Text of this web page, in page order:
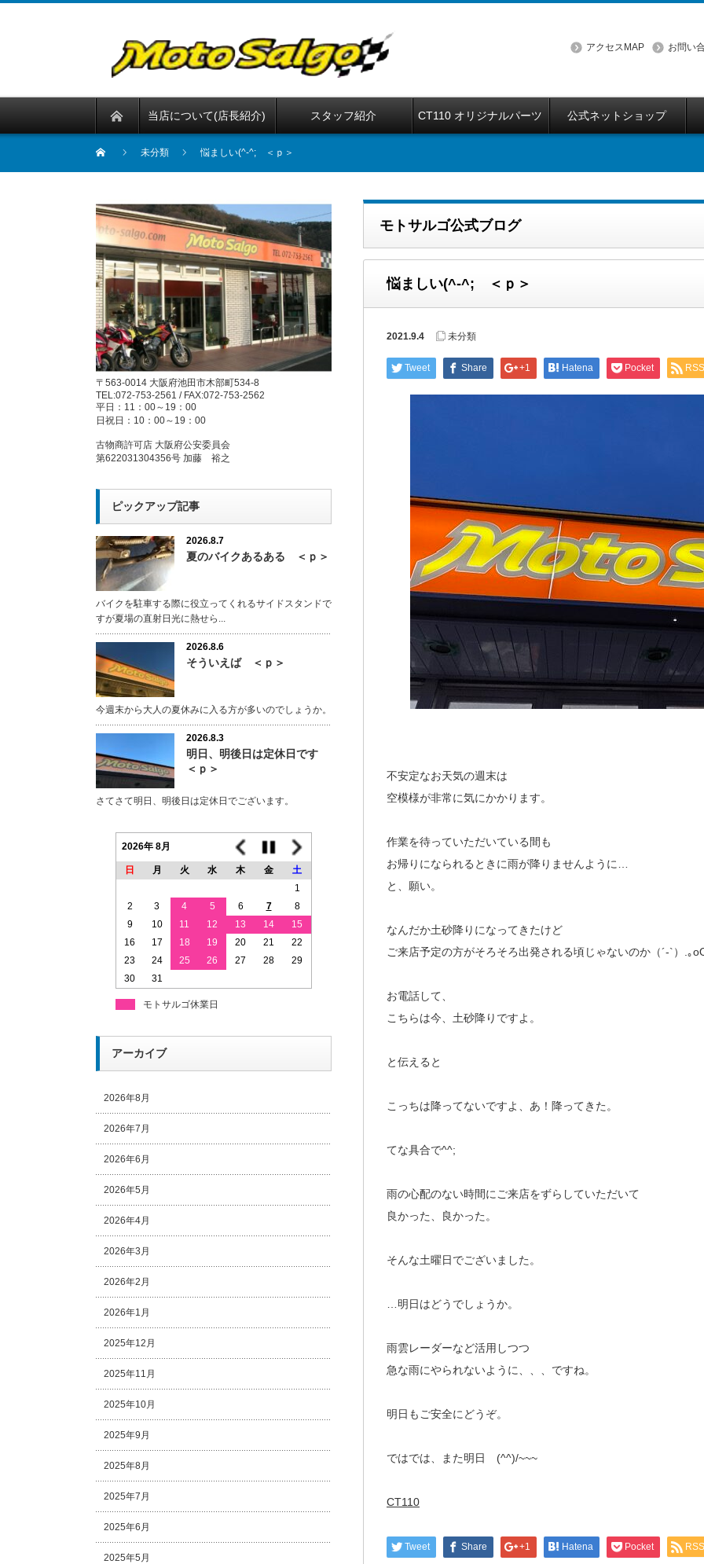
アクセスMAP お問い
当店について(店長紹介) スタッフ紹介 CT110 オリジナルパーツ 公式ネットショップ
未分類 悩ましい(^-^; ＜ｐ＞
モトサルゴ公式ブログ
悩ましい(^-^; ＜ｐ＞
2021.9.4 未分類
Tweet Share +1 Hatena Pocket RSS
不安定なお天気の週末は
空模様が非常に気にかかります。
作業を待っていただいている間も
お帰りになられるときに雨が降りませんように…
と、願い。
なんだか土砂降りになってきたけど
ご来店予定の方がそろそろ出発される頃じゃないのか（´-`）.｡
お電話して、
こちらは今、土砂降りですよ。
と伝えると
こっちは降ってないですよ、あ！降ってきた。
てな具合で^^;
雨の心配のない時間にご来店をずらしていただいて
良かった、良かった。
そんな土曜日でございました。
…明日はどうでしょうか。
雨雲レーダーなど活用しつつ
急な雨にやられないように、、、ですね。
明日もご安全にどうぞ。
ではでは、また明日 (^^)/~~~
CT110
Tweet Share +1 Hatena Pocket RSS
〒563-0014 大阪府池田市木部町534-8
TEL:072-753-2561 / FAX:072-753-2562
平日：11：00～19：00
日祝日：10：00～19：00
古物商許可店 大阪府公安委員会
第622031304356号 加藤 裕之
ピックアップ記事
2026.8.7
夏のバイクあるある ＜ｐ＞
バイクを駐車する際に役立ってくれるサイドスタンドで
すが夏場の直射日光に熱せら...
2026.8.6
そういえば ＜ｐ＞
今週末から大人の夏休みに入る方が多いのでしょうか。
2026.8.3
明日、明後日は定休日です
＜ｐ＞
さてさて明日、明後日は定休日でございます。
2026年 8月
日 月 火 水 木 金
土
1
2
3 4 5 6 7
8
9
10 11 12 13 14
15
16
17 18 19 20 21
22
23
24 25 26 27 28
29
30
31
モトサルゴ休業日
アーカイブ
2026年8月
2026年7月
2026年6月
2026年5月
2026年4月
2026年3月
2026年2月
2026年1月
2025年12月
2025年11月
2025年10月
2025年9月
2025年8月
2025年7月
2025年6月
2025年5月